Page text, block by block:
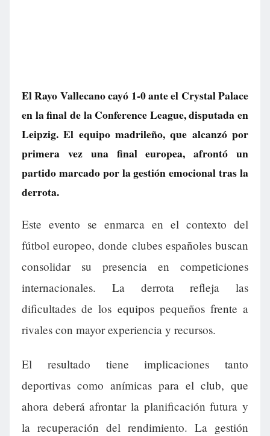
El Rayo Vallecano cayó 1-0 ante el Crystal Palace
en la final de la Conference League, disputada en
Leipzig. El equipo madrileño, que alcanzó por
primera vez una final europea, afrontó un
partido marcado por la gestión emocional tras la
derrota.
Este evento se enmarca en el contexto del
fútbol europeo, donde clubes españoles buscan
consolidar su presencia en competiciones
internacionales. La derrota refleja las
dificultades de los equipos pequeños frente a
rivales con mayor experiencia y recursos.
El resultado tiene implicaciones tanto
deportivas como anímicas para el club, que
ahora deberá afrontar la planificación futura y
la recuperación del rendimiento. La gestión